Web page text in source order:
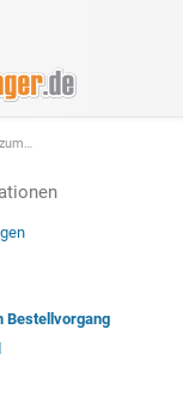
Bestellvorgang